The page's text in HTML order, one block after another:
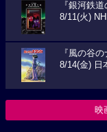
『銀河鉄道
8/11(火)
『風の谷の
8/14(金) 日
映